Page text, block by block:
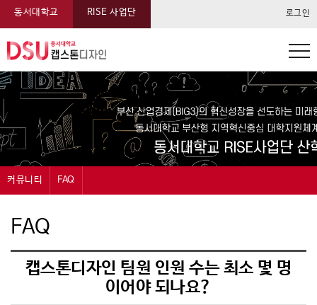
동서대학교 RISE 사업단 로그인
커뮤니티
과제관리
FAQ
자료실
FAQ
캡스톤디자인 팀원 인원 수는 최소 몇 명
이어야 되나요?